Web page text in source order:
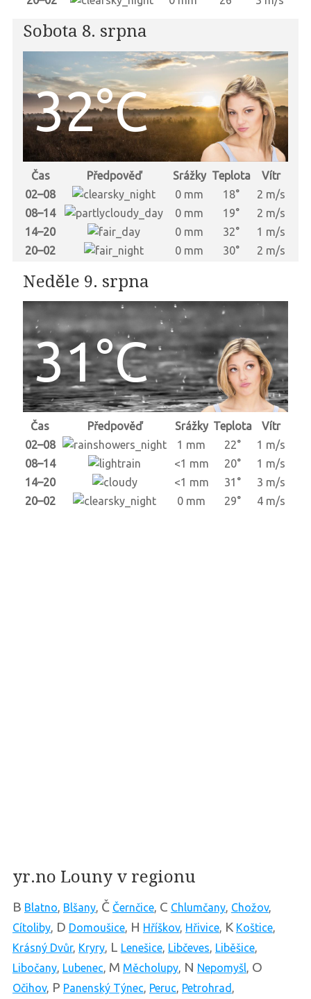
Sobota 8. srpna
32°C
Čas Předpověď Srážky Teplota
Vítr
02–08
0 mm 18°
2 m/s
08–14
0 mm 19°
2 m/s
14–20
0 mm 32°
1 m/s
20–02
0 mm 30° 2 m/s
Neděle 9. srpna
31°C
Čas Předpověď Srážky Teplota
Vítr
02–08
1 mm 22°
1 m/s
08–14
<1 mm 20°
1 m/s
14–20
<1 mm 31°
3 m/s
20–02
0 mm 29° 4 m/s
yr.no Louny v regionu
B Blatno, Blšany, Č Černčice, C Chlumčany, Chožov,
Cítoliby, D Domoušice, H Hříškov, Hřivice, K Koštice,
Krásný Dvůr, Kryry, L Lenešice, Libčeves, Liběšice,
Libočany, Lubenec, M Měcholupy, N Nepomyšl, O
Očihov, P Panenský Týnec, Peruc, Petrohrad ,